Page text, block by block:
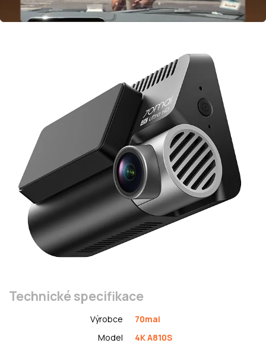
Technické specifikace
Výrobce
70mai
Model
4K A810S